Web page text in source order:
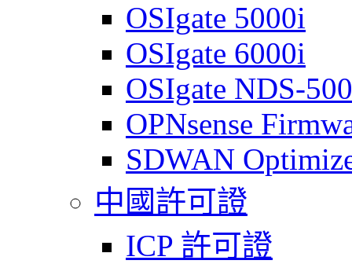
OSIgate 5000i
OSIgate 6000i
OSIgate NDS-
OPNsense
SDWAN
中國許可證
ICP 許可證